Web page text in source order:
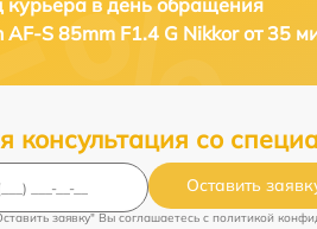
курьера в день обращения
AF-S 85mm F1.4 G Nikkor от 35
консультация со
Оставить
заявку" Вы соглашаетесь c политикой